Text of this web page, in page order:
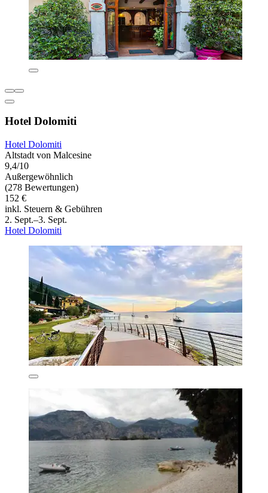
Hotel Dolomiti
Hotel Dolomiti
Altstadt von Malcesine
9,4/10
Außergewöhnlich
(278 Bewertungen)
152 €
inkl. Steuern & Gebühren
2. Sept.–3. Sept.
Hotel Dolomiti